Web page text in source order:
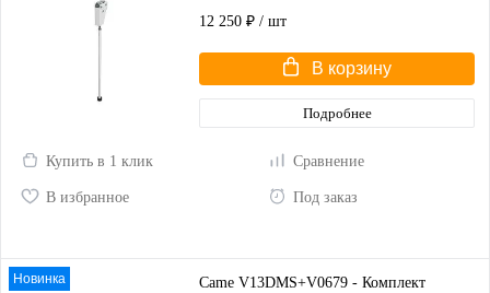
12 250 ₽ / шт
В корзину
Подробнее
Купить в 1 клик Сравнение
В избранное Под заказ
Новинка
Came V13DMS+V0679 - Комплект